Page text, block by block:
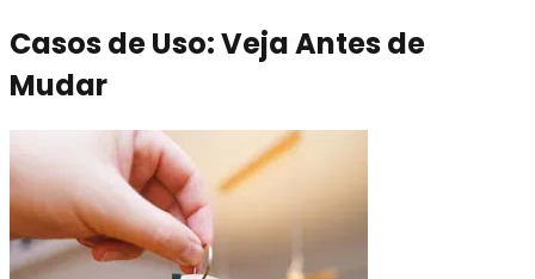
Casos de Uso: Veja Antes de
Mudar